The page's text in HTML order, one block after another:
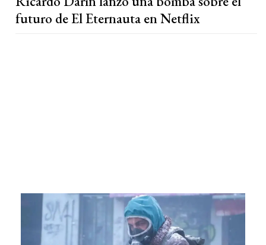
futuro de El Eternauta en Netflix